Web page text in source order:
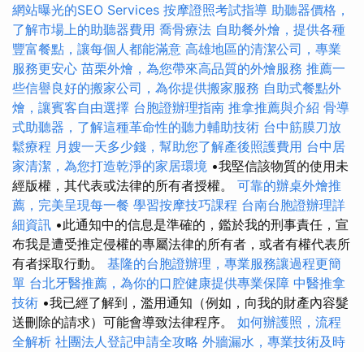
網站曝光的SEO Services 按摩證照考試指導 助聽器價格，
了解市場上的助聽器費用 喬骨療法 自助餐外燴，提供各種
豐富餐點，讓每個人都能滿意 高雄地區的清潔公司，專業
服務更安心 苗栗外燴，為您帶來高品質的外燴服務 推薦一
些信譽良好的搬家公司，為你提供搬家服務 自助式餐點外
燴，讓賓客自由選擇 台胞證辦理指南 推拿推薦與介紹 骨導
式助聽器，了解這種革命性的聽力輔助技術 台中筋膜刀放
鬆療程 月嫂一天多少錢，幫助您了解產後照護費用 台中居
家清潔，為您打造乾淨的家居環境 •我堅信該物質的使用未
經版權，其代表或法律的所有者授權。 可靠的辦桌外燴推
薦，完美呈現每一餐 學習按摩技巧課程 台南台胞證辦理詳
細資訊 •此通知中的信息是準確的，鑑於我的刑事責任，宣
布我是遭受推定侵權的專屬法律的所有者，或者有權代表所
有者採取行動。 基隆的台胞證辦理，專業服務讓過程更簡
單 台北牙醫推薦，為你的口腔健康提供專業保障 中醫推拿
技術 •我已經了解到，濫用通知（例如，向我的財產內容髮
送刪除的請求）可能會導致法律程序。 如何辦護照，流程
全解析 社團法人登記申請全攻略 外牆漏水，專業技術及時